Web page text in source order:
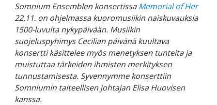
Somnium Ensemblen konsertissaMemorial of Her
22.11. on ohjelmassa kuoromusiikin naiskuvauksia
1500-luvulta nykypäivään. Musiikin
suojeluspyhimys Cecilian päivänä kuultava
konsertti käsittelee myös menetyksen tunteita ja
muistuttaa tärkeiden ihmisten merkityksen
tunnustamisesta. Syvennymme konserttiin
Somniumin taiteellisen johtajan Elisa Huovisen
kanssa.